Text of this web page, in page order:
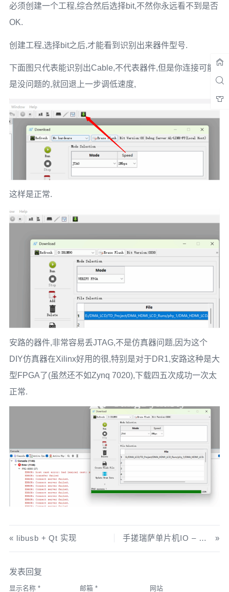
必须创建一个工程,综合然后选择bit,不然你永远看不到是否
OK.
创建工程,选择bit之后,才能看到识别出来器件型号.
下面图只代表能识别出Cable,不代表器件,但是你连接可能
是没问题的,就回退上一步调低速度,
这样是正常.
安路的器件,非常容易丢JTAG,不是仿真器问题,因为这个
DIY仿真器在Xilinx好用的很,特别是对于DR1,安路这种是大
型FPGA了(虽然还不如Zynq 7020),下载四五次成功一次太
正常.
libusb + Qt 实现 手搓瑞萨单片机IO – RA2L1
发表回复
显示名称 * 邮箱 * 网站